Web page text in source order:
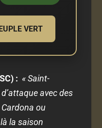
VERT
: « Saint-
avec des
ou
la saison